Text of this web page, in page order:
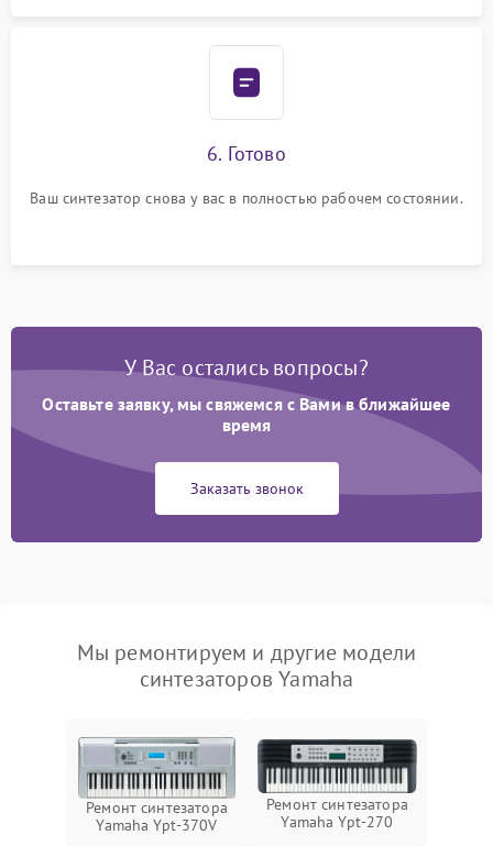
6. Готово
Ваш синтезатор снова у вас в полностью рабочем состоянии.
У Вас остались вопросы?
Оставьте заявку, мы свяжемся с Вами в ближайшее
время
Заказать звонок
Мы ремонтируем и другие модели
синтезаторов Yamaha
Ремонт синтезатора
Yamaha Ypt-370V
Ремонт синтезатора
Yamaha Ypt-270